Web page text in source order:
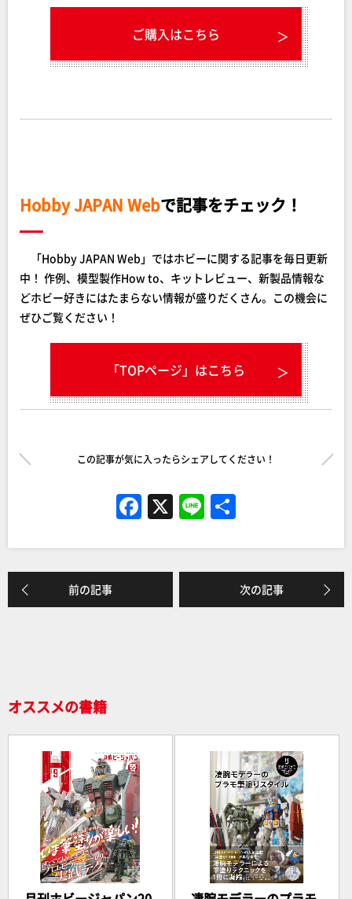
ご購入はこちら
Hobby JAPAN Webで記事をチェック！
「Hobby JAPAN Web」ではホビーに関する記事を毎日更新
中！ 作例、模型製作How to、キットレビュー、新製品情報な
どホビー好きにはたまらない情報が盛りだくさん。この機会に
ぜひご覧ください！
「TOPページ」はこちら
この記事が気に入ったらシェアしてください！
F
a
c
e
b
X Li
n
e
前の記事 次の記事
オススメの書籍